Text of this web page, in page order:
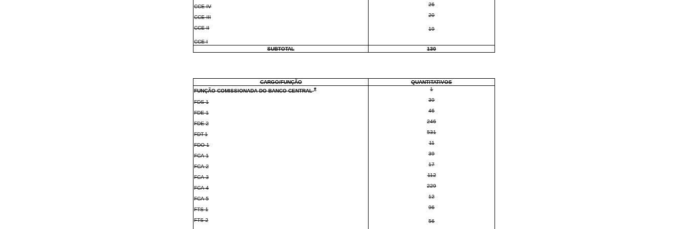
CCE-IV
CCE-III
CCE-II
CCE-I
26
20
19
SUBTOTAL 130
CARGO/FUNÇÃO
QUANTITATIVOS
FUNÇÃO COMISSIONADA DO BANCO CENTRAL*
FDS-1
FDE-1
FDE-2
FDT-1
FDO-1
FCA-1
FCA-2
FCA-3
FCA-4
FCA-5
FTS-1
FTS-2
1
39
46
246
531
11
39
17
112
229
12
96
56